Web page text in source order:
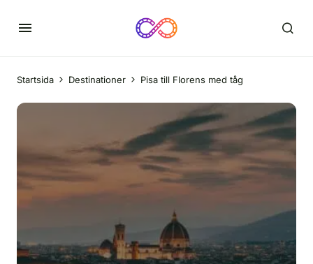
Startsida Destinationer Pisa till Florens med tåg